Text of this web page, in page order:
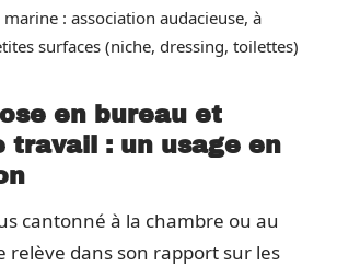
: association audacieuse, à
surfaces (niche, dressing, toilettes)
en bureau et
travail : un usage en
cantonné à la chambre ou au
relève dans son rapport sur les